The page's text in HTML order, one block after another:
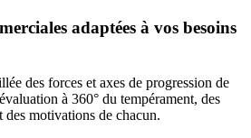
adaptées à vos besoins
des forces et axes de progression de
à 360° du tempérament, des
des motivations de chacun.